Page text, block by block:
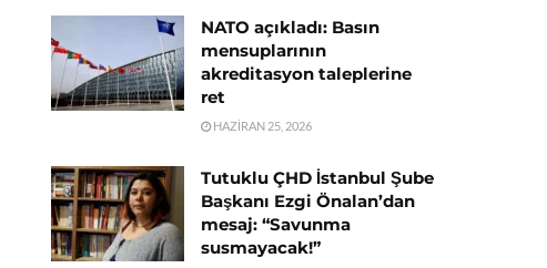
NATO açıkladı: Basın
mensuplarının
akreditasyon taleplerine
ret
HAZIRAN 25, 2026
Tutuklu ÇHD İstanbul Şube
Başkanı Ezgi Önalan’dan
mesaj: “Savunma
susmayacak!”